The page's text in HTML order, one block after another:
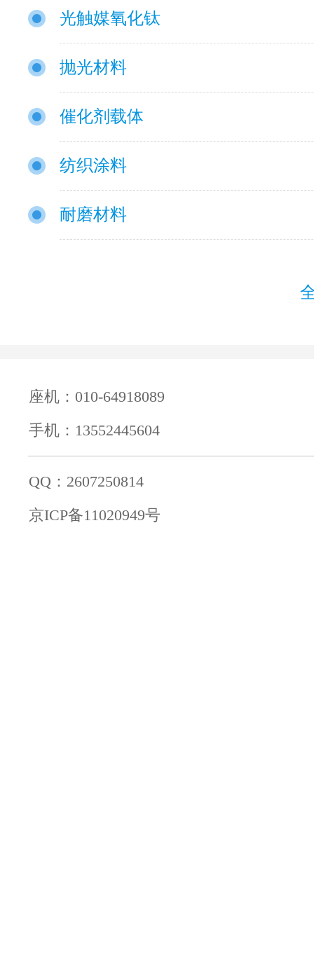
光触媒氧化钛
抛光材料
催化剂载体
纺织涂料
耐磨材料
座机：010-64918089
手机：13552445604
QQ：2607250814
京ICP备11020949号